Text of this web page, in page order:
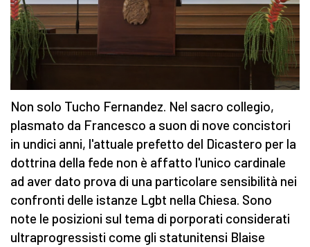
Non solo Tucho Fernandez. Nel sacro collegio,
plasmato da Francesco a suon di nove concistori
in undici anni, l'attuale prefetto del Dicastero per la
dottrina della fede non è affatto l'unico cardinale
ad aver dato prova di una particolare sensibilità nei
confronti delle istanze Lgbt nella Chiesa. Sono
note le posizioni sul tema di porporati considerati
ultraprogressisti come gli statunitensi Blaise